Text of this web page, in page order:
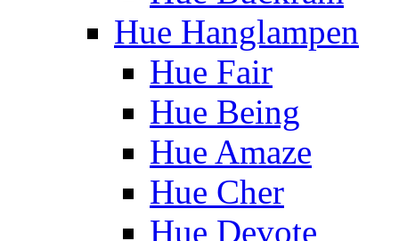
Hue Hanglampen
Hue Fair
Hue Being
Hue Amaze
Hue Cher
Hue Devote